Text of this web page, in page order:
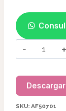
DERMA
cantidad
SKU: AF50701